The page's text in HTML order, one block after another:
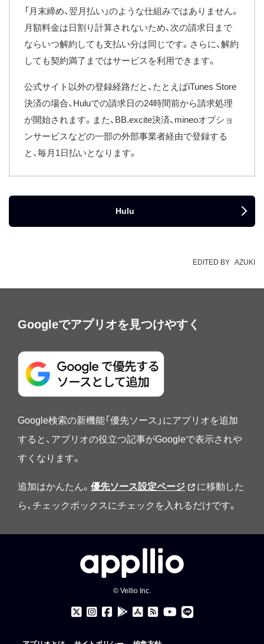
「月末締め、翌月払い」のような仕組みではありません。
月額料金は日割り計算されないため、次の請求日まで
ならいつ解約しても支払い分は同じです。さらに、解約
しても契約満了まではサービスを利用できます。
公式サイト以外の登録経路だと、たとえばiTunes Store
決済の場合、Huluでの請求日の24時間前から請求処理
が開始されます。また、BB.excite決済、mineoオプショ
ンサービスなどの一部の外部事業者経由で登録する
と、毎月1日払いとなります。
Hulu
EDITED BY AZUKI
Googleでアプリオを見つけやすく
Google検索の新機能「優先ソース」にアプリオを追加
すると、アプリオの役立つ記事がGoogleで表示されや
すくなります。
追加はかんたん。 優先ソース設定ページ
に移動した
ら、チェックボックスにチェックを入れるだけです。
© Vellio Inc.